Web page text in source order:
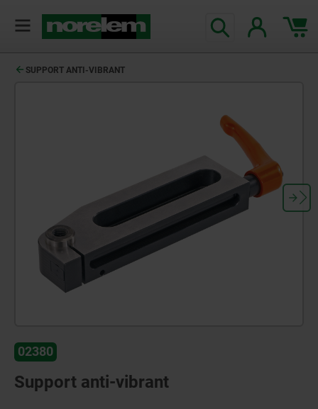
SUPPORT ANTI-VIBRANT
02380
Support anti-vibrant